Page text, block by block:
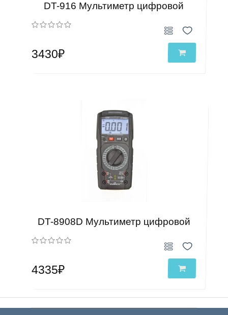
DT-916 Мультиметр цифровой
3430₽
DT-8908D Мультиметр цифровой
4335₽